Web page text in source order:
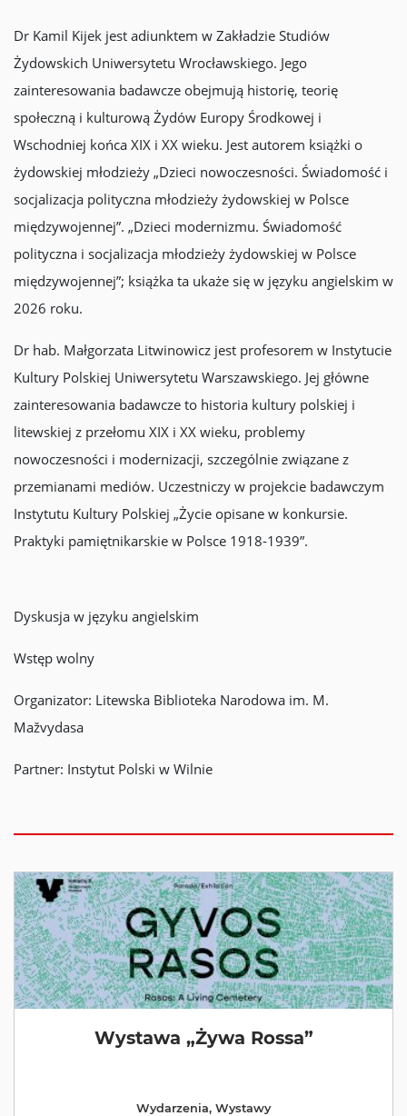
Dr Kamil Kijek jest adiunktem w Zakładzie Studiów
Żydowskich Uniwersytetu Wrocławskiego. Jego
zainteresowania badawcze obejmują historię, teorię
społeczną i kulturową Żydów Europy Środkowej i
Wschodniej końca XIX i XX wieku. Jest autorem książki o
żydowskiej młodzieży „Dzieci nowoczesności. Świadomość i
socjalizacja polityczna młodzieży żydowskiej w Polsce
międzywojennej”. „Dzieci modernizmu. Świadomość
polityczna i socjalizacja młodzieży żydowskiej w Polsce
międzywojennej”; książka ta ukaże się w języku angielskim w
2026 roku.
Dr hab. Małgorzata Litwinowicz jest profesorem w Instytucie
Kultury Polskiej Uniwersytetu Warszawskiego. Jej główne
zainteresowania badawcze to historia kultury polskiej i
litewskiej z przełomu XIX i XX wieku, problemy
nowoczesności i modernizacji, szczególnie związane z
przemianami mediów. Uczestniczy w projekcie badawczym
Instytutu Kultury Polskiej „Życie opisane w konkursie.
Praktyki pamiętnikarskie w Polsce 1918-1939”.
Dyskusja w języku angielskim
Wstęp wolny
Organizator: Litewska Biblioteka Narodowa im. M.
Mažvydasa
Partner: Instytut Polski w Wilnie
Wystawa „Żywa Rossa”
Wydarzenia, Wystawy